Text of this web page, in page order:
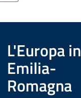
L'Europa in
Emilia-
Romagna